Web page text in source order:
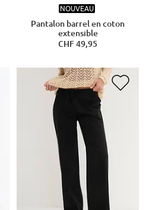
NOUVEAU
Pantalon barrel en coton
extensible
CHF 49,95